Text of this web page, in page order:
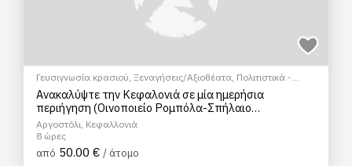
Γευσιγνωσία κρασιού, Ξεναγήσεις/Αξιοθέατα, Πολιτιστικά -
Πολιτισμικά
Φώτο Tour Hop on/Hop off bus
Ανακαλύψτε την Κεφαλονιά σε μία ημερήσια
περιήγηση (Οινοποιείο Ρομπόλα-Σπήλαιο
Δρογράτης-Λίμνη Μελισανής-Αγ. Ευφημία-Μυρτός)
Αργοστόλι, Κεφαλλονιά
8 ώρες
από 50.00 € / άτομο